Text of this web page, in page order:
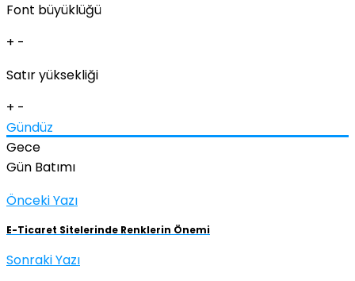
Font büyüklüğü
+ -
Satır yüksekliği
+ -
Gündüz
Gece
Gün Batımı
Önceki Yazı
E-Ticaret Sitelerinde Renklerin Önemi
Sonraki Yazı